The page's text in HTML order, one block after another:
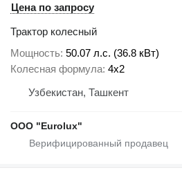
Цена по запросу
Трактор колесный
Мощность 50.07 л.с. (36.8 кВт)
Колесная формула 4x2
Узбекистан, Ташкент
ООО "Eurolux"